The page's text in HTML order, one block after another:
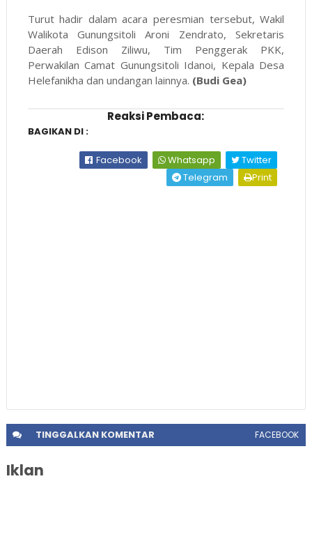
Turut hadir dalam acara peresmian tersebut, Wakil
Walikota Gunungsitoli Aroni Zendrato, Sekretaris
Daerah Edison Ziliwu, Tim Penggerak PKK,
Perwakilan Camat Gunungsitoli Idanoi, Kepala Desa
Helefanikha dan undangan lainnya. (Budi Gea)
Reaksi Pembaca:
BAGIKAN DI :
Facebook Whatsapp
Twitter
Telegram
Print
TINGGALKANKOMENTAR FACEBOOK
Iklan